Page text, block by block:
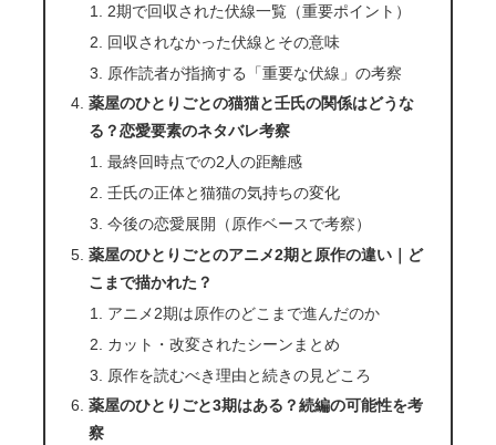
2期で回収された伏線一覧（重要ポイント）
回収されなかった伏線とその意味
原作読者が指摘する「重要な伏線」の考察
薬屋のひとりごとの猫猫と壬氏の関係はどうな
る？恋愛要素のネタバレ考察
最終回時点での2人の距離感
壬氏の正体と猫猫の気持ちの変化
今後の恋愛展開（原作ベースで考察）
薬屋のひとりごとのアニメ2期と原作の違い｜ど
こまで描かれた？
アニメ2期は原作のどこまで進んだのか
カット・改変されたシーンまとめ
原作を読むべき理由と続きの見どころ
薬屋のひとりごと3期はある？続編の可能性を考
察